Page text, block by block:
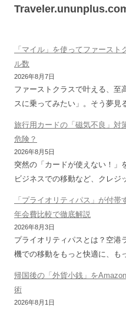
「マイル」を使ってファース
ル数
2026年8月7日
ファーストクラスで叶える、至
スに乗ってみたい」。そう夢
旅行用カードの「磁気不良」対
危険？
2026年8月5日
突然の「カードが使えない！」
ビジネスでの移動など、クレ
「プライオリティパス」が付
年会費比較で徹底解説
2026年8月3日
プライオリティパスとは？空港
機での移動をもっと快適に、
帰国後の「外貨小銭」を
術
2026年8月1日